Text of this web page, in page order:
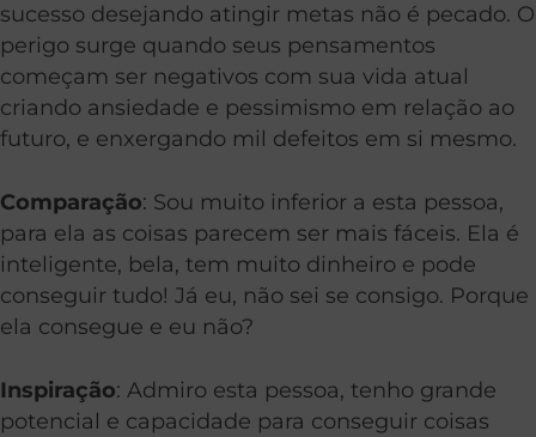
sucesso desejando atingir metas não é pecado. O
perigo surge quando seus pensamentos
começam ser negativos com sua vida atual
criando ansiedade e pessimismo em relação ao
futuro, e enxergando mil defeitos em si mesmo.
Comparação: Sou muito inferior a esta pessoa,
para ela as coisas parecem ser mais fáceis. Ela é
inteligente, bela, tem muito dinheiro e pode
conseguir tudo! Já eu, não sei se consigo. Porque
ela consegue e eu não?
Inspiração: Admiro esta pessoa, tenho grande
potencial e capacidade para conseguir coisas